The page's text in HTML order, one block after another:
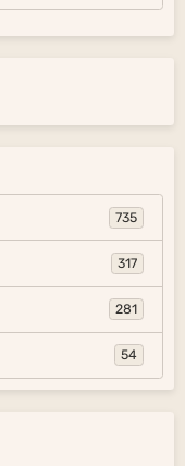
735
317
281
54